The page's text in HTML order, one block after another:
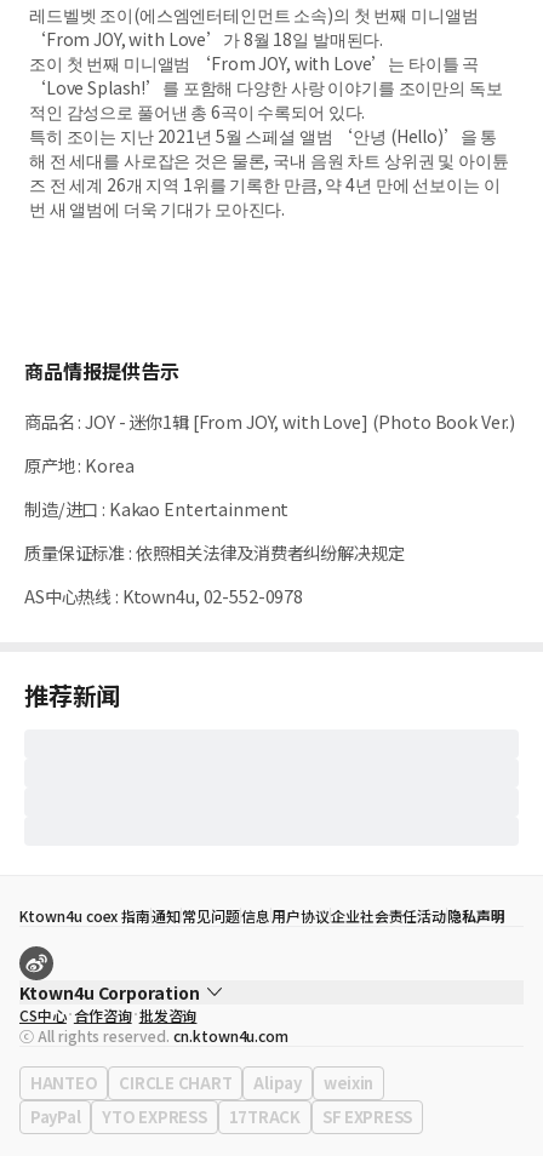
레드벨벳 조이(에스엠엔터테인먼트 소속)의 첫 번째 미니앨범
‘From JOY, with Love’가 8월 18일 발매된다.
조이 첫 번째 미니앨범 ‘From JOY, with Love’는 타이틀 곡
‘Love Splash!’를 포함해 다양한 사랑 이야기를 조이만의 독보
적인 감성으로 풀어낸 총 6곡이 수록되어 있다.
특히 조이는 지난 2021년 5월 스페셜 앨범 ‘안녕 (Hello)’을 통
해 전 세대를 사로잡은 것은 물론, 국내 음원 차트 상위권 및 아이튠
즈 전 세계 26개 지역 1위를 기록한 만큼, 약 4년 만에 선보이는 이
번 새 앨범에 더욱 기대가 모아진다.
商品情报提供告示
商品名:JOY - 迷你1辑 [From JOY, with Love] (Photo Book Ver.)
原产地: Korea
制造/进口 : Kakao Entertainment
质量保证标准 :依照相关法律及消费者纠纷解决规定
AS中心热线 : Ktown4u, 02-552-0978
推荐新闻
Ktown4u coex 指南通知常见问题信息用户协议企业社会责任活动隐私声明
Ktown4u Corporation
代表
宋効珉
营业执照 120-87-71116
公司地址 首尔特别市 江南区 岭东大路 513号 3楼 （三成洞， coex)
CS中心 合作咨询 批发咨询
ⓒ All rights reserved. cn.ktown4u.com
HANTEO CIRCLE CHART Alipay
weixin
PayPal
YTO EXPRESS 17TRACK SF EXPRESS